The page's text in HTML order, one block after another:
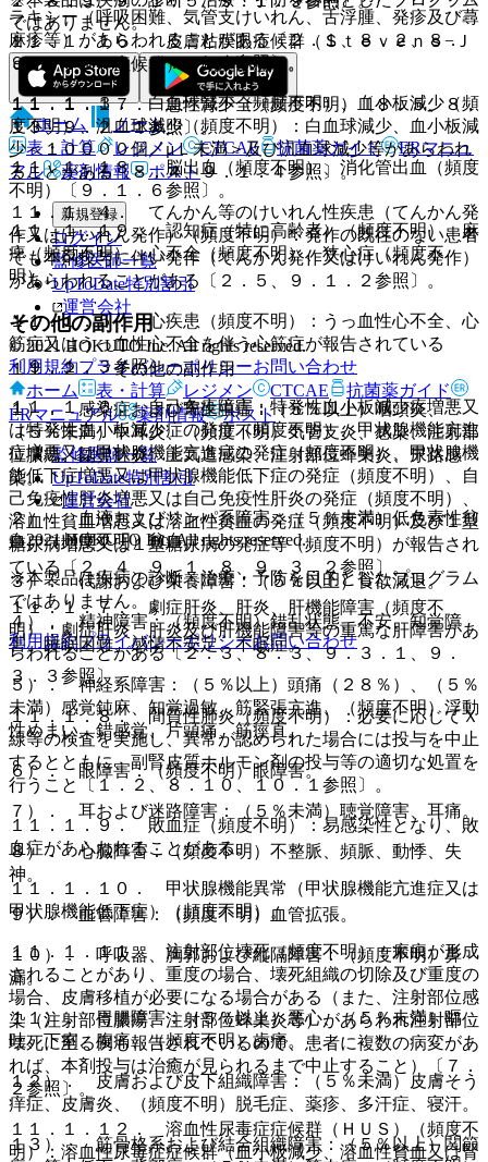
１１．１．１６． 皮膚粘膜眼症候群（Ｓｔｅｖｅｎｓ−Ｊ
ｏｈｎｓｏｎ症候群）（頻度不明）。
１１．１．１７． 急性腎不全（頻度不明）〔８．５、８．
１３、９．２．１参照〕。
１１．１．１８． 脳出血（頻度不明）、消化管出血（頻度
不明）〔９．１．６参照〕。
１１．１．１９． 認知症（特に高齢者）（頻度不明）、麻
痺（頻度不明）、心不全（頻度不明）、狭心症（頻度不
明）。
その他の副作用
１１．２． その他の副作用
１）． 感染症および寄生虫症：（５％以上）咽頭炎、
（５％未満）中耳炎、（頻度不明）気管支炎、感染、注射部
位膿瘍、副鼻腔炎、上気道感染、注射部位蜂巣炎、尿路感
染。
２）． 血液およびリンパ系障害：（５％未満）低色素性貧
血、（頻度不明）貧血。
３）． 代謝および栄養障害：（５％以上）食欲減退。
４）． 精神障害：（頻度不明）錯乱状態、不安、知覚障
害、睡眠困難、感情不安定、不眠症。
５）． 神経系障害：（５％以上）頭痛（２８％）、（５％
未満）感覚鈍麻、知覚過敏、筋緊張亢進、（頻度不明）浮動
性めまい、錯感覚、片頭痛、筋痙直。
６）． 眼障害：（頻度不明）眼障害。
７）． 耳および迷路障害：（５％未満）聴覚障害、耳痛。
８）． 心臓障害：（頻度不明）不整脈、頻脈、動悸、失
神。
９）． 血管障害：（頻度不明）血管拡張。
１０）． 呼吸器、胸郭および縦隔障害：（頻度不明）鼻
漏。
１１）． 胃腸障害：（５％以上）悪心、（５％未満）嘔
吐、下痢、腹痛、（頻度不明）歯痛。
１２）． 皮膚および皮下組織障害：（５％未満）皮膚そう
痒症、皮膚炎、（頻度不明）脱毛症、薬疹、多汗症、寝汗。
１３）． 筋骨格系および結合組織障害：（５％以上）関節
ラキシー（呼吸困難、気管支けいれん、舌浮腫、発疹及び蕁
麻疹等）があらわれることがある〔２．１、８．２、８．
９、９．１．５、９．１．９参照〕。
１１．１．３． 白血球減少（頻度不明）、血小板減少（頻
度不明）、汎血球減少（頻度不明）：白血球減少、血小板減
少＜１００００個／μＬ未満＞及び汎血球減少等があらわれ
ることがある〔８．４、９．１．４参照〕。
１１．１．４． てんかん等のけいれん性疾患（てんかん発
作又はけいれん発作）（頻度不明）：発作の既往のない患者
でも本剤投与に伴い発作（てんかん発作又はけいれん発作）
があらわれることがある〔２．５、９．１．２参照〕。
１１．１．５． 心疾患（頻度不明）：うっ血性心不全、心
筋症又はうっ血性心不全を伴う心筋症が報告されている
〔９．１．３参照〕。
１１．１．６． 自己免疫障害：特発性血小板減少症増悪又
は特発性血小板減少症の発症（頻度不明）、甲状腺機能亢進
症増悪又は甲状腺機能亢進症の発症（頻度不明）、甲状腺機
能低下症増悪又は甲状腺機能低下症の発症（頻度不明）、自
己免疫性肝炎増悪又は自己免疫性肝炎の発症（頻度不明）、
溶血性貧血増悪又は溶血性貧血の発症（頻度不明）及び１型
糖尿病増悪又は１型糖尿病の発症等（頻度不明）が報告され
ている〔２．４、９．１．８、９．３．２参照〕。
１１．１．７． 劇症肝炎、肝炎、肝機能障害（頻度不
明）：劇症肝炎、肝炎及び肝機能障害等の重篤な肝障害があ
らわれることがある〔２．３、８．３、９．３．１、９．
３．３参照〕。
１１．１．８． 間質性肺炎（頻度不明）：必要に応じてＸ
線等の検査を実施し、異常が認められた場合には投与を中止
するとともに、副腎皮質ホルモン剤の投与等の適切な処置を
行うこと〔１．２、８．１０、１０．１参照〕。
１１．１．９． 敗血症（頻度不明）：易感染性となり、敗
血症があらわれることがある。
１１．１．１０． 甲状腺機能異常（甲状腺機能亢進症又は
甲状腺機能低下症）（頻度不明）。
１１．１．１１． 注射部位壊死（頻度不明）：瘢痕が形成
されることがあり、重度の場合、壊死組織の切除及び重度の
場合、皮膚移植が必要になる場合がある（また、注射部位感
染（注射部位膿瘍、注射部位蜂巣炎等）があらわれ注射部位
壊死に至る例も報告されているので、患者に複数の病変があ
れば、本剤投与は治癒が見られるまで中止すること）〔７．
２参照〕。
１１．１．１２． 溶血性尿毒症症候群（ＨＵＳ）（頻度不
明）：溶血性尿毒症症候群（血小板減少、溶血性貧血又は腎
ではありません。
ホーム
ノート
表・計算
レジメン CTCAE 抗菌薬ガイド
ERマニュ
アル
薬剤情報 ポスト
新規登録
ログイン
監修医師一覧
UpToDate特別割引
運営会社
© 2021 HOKUTO Inc. All rights reserved.
利用規約プライバシーポリシーお問い合わせ
ホーム
表・計算 レジメン CTCAE
抗菌薬ガイド
ERマニュアル
薬剤情報 ポスト
監修医師一覧
UpToDate特別割引
運営会社
© 2021 HOKUTO Inc. All rights reserved.
※本製品は疾病の診断・治療・予防を目的としたプログラム
ではありません。
利用規約プライバシーポリシーお問い合わせ